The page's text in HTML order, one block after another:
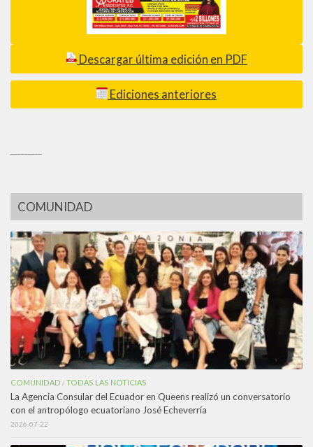
Descargar última edición en PDF
Ediciones anteriores
COMUNIDAD
COMUNIDAD /TODAS LAS NOTICIAS
La Agencia Consular del Ecuador en Queens realizó un conversatorio
con el antropólogo ecuatoriano José Echeverría
2026-07-22